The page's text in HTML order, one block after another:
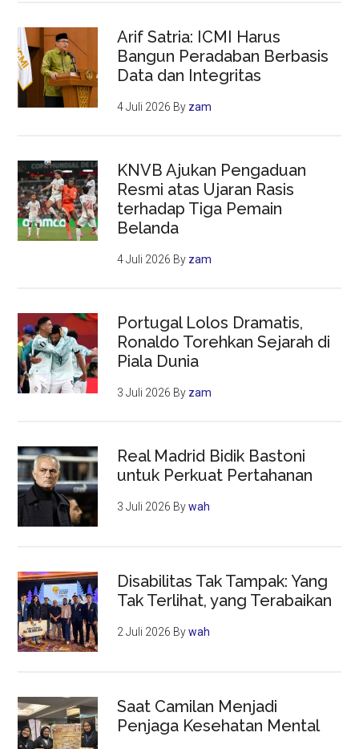
Arif Satria: ICMI Harus
Bangun Peradaban Berbasis
Data dan Integritas
4 Juli 2026 By zam
KNVB Ajukan Pengaduan
Resmi atas Ujaran Rasis
terhadap Tiga Pemain
Belanda
4 Juli 2026 By zam
Portugal Lolos Dramatis,
Ronaldo Torehkan Sejarah di
Piala Dunia
3 Juli 2026 By zam
Real Madrid Bidik Bastoni
untuk Perkuat Pertahanan
3 Juli 2026 Bywah
Disabilitas Tak Tampak: Yang
Tak Terlihat, yang Terabaikan
2 Juli 2026 Bywah
Saat Camilan Menjadi
Penjaga Kesehatan Mental